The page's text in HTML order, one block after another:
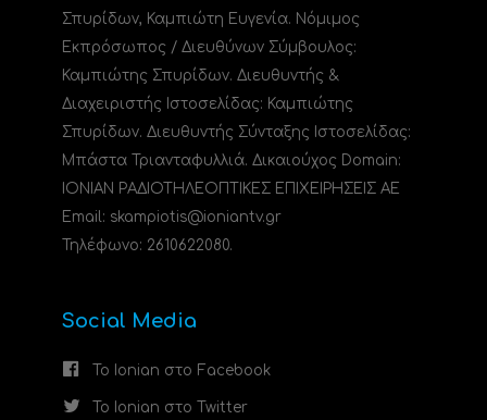
Σπυρίδων, Καμπιώτη Ευγενία. Νόμιμος
Εκπρόσωπος / Διευθύνων Σύμβουλος:
Καμπιώτης Σπυρίδων. Διευθυντής &
Διαχειριστής Ιστοσελίδας: Καμπιώτης
Σπυρίδων. Διευθυντής Σύνταξης Ιστοσελίδας:
Μπάστα Τριανταφυλλιά. Δικαιούχος Domain:
ΙΟΝΙΑΝ ΡΑΔΙΟΤΗΛΕΟΠΤΙΚΕΣ ΕΠΙΧΕΙΡΗΣΕΙΣ ΑΕ
Email: skampiotis@ioniantv.gr
Τηλέφωνο: 2610622080.
Social Media
Το Ionian στο Facebook
Το Ionian στο Twitter